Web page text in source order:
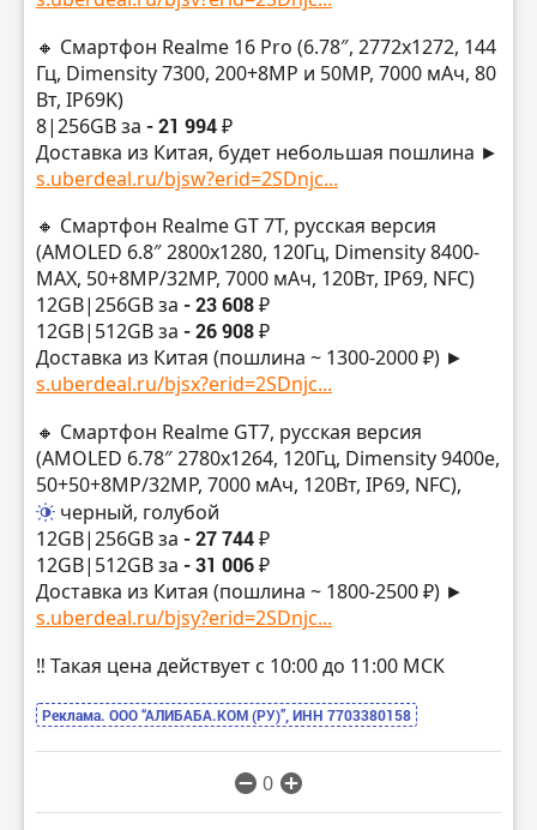
🔸 Смартфон Realme 16 Pro (6.78″, 2772х1272, 144
Гц, Dimensity 7300, 200+8MP и 50MP, 7000 мАч, 80
Вт, IP69K)
8|256GB за - 21 994 ₽
Доставка из Китая, будет небольшая пошлина ►
s.uberdeal.ru/bjsw?erid=2SDnjc...
🔸 Смартфон Realme GT 7T, русская версия
(AMOLED 6.8″ 2800х1280, 120Гц, Dimensity 8400-
MAX, 50+8MP/32МР, 7000 мАч, 120Вт, IP69, NFC)
12GB|256GB за - 23 608 ₽
12GB|512GB за - 26 908 ₽
Доставка из Китая (пошлина ~ 1300-2000 ₽) ►
s.uberdeal.ru/bjsx?erid=2SDnjc...
🔸 Смартфон Realme GT7, русская версия
(AMOLED 6.78″ 2780х1264, 120Гц, Dimensity 9400e,
50+50+8MP/32МР, 7000 мАч, 120Вт, IP69, NFC),
черный, голубой
12GB|256GB за - 27 744 ₽
12GB|512GB за - 31 006 ₽
Доставка из Китая (пошлина ~ 1800-2500 ₽) ►
s.uberdeal.ru/bjsy?erid=2SDnjc...
‼️ Такая цена действует с 10:00 до 11:00 МСК
Реклама. ООО “АЛИБАБА.КОМ (РУ)”, ИНН 7703380158
0